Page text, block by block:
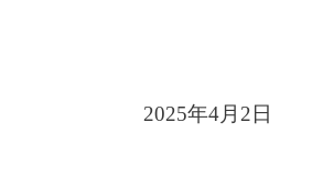
2025年4月2日